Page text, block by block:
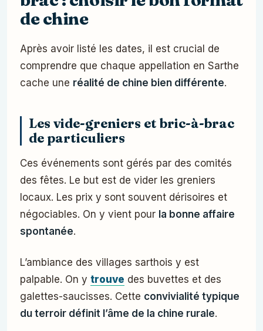
de chine
Après avoir listé les dates, il est crucial de
comprendre que chaque appellation en Sarthe
cache une réalité de chine bien différente.
Les vide-greniers et bric-à-brac
de particuliers
Ces événements sont gérés par des comités
des fêtes. Le but est de vider les greniers
locaux. Les prix y sont souvent dérisoires et
négociables. On y vient pour la bonne affaire
spontanée.
L’ambiance des villages sarthois y est
palpable. On y trouve des buvettes et des
galettes-saucisses. Cette convivialité typique
du terroir définit l’âme de la chine rurale.